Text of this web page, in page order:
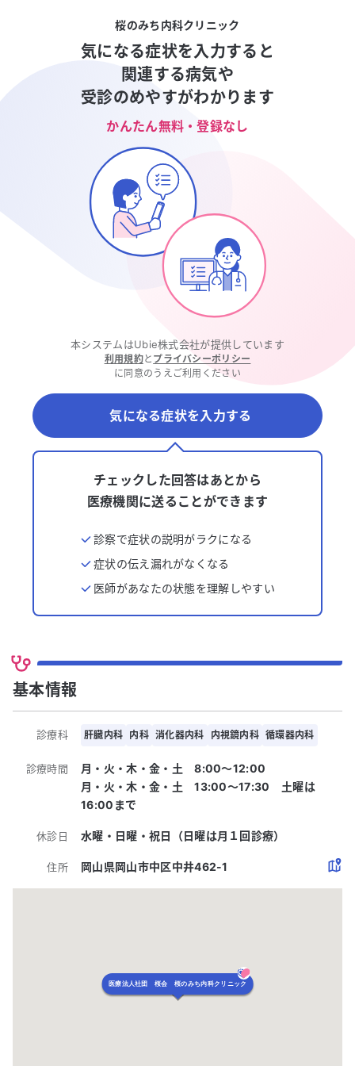
桜のみち内科クリニック
気になる症状を入力すると
関連する病気や
受診のめやすがわかります
かんたん無料・登録なし
本システムはUbie株式会社が提供しています
利用規約と プライバシーポリシー
に同意のうえご利用ください
気になる症状を入力する
チェックした回答はあとから
医療機関に送ることができます
診察で症状の説明がラクになる
症状の伝え漏れがなくなる
医師があなたの状態を理解しやすい
基本情報
診療科 肝臓内科 内科 消化器内科 内視鏡内科 循環器内科
診療時間
月・火・木・金・土 8:00〜12:00
月・火・木・金・土 13:00〜17:30 土曜は
16:00まで
休診日 水曜・日曜・祝日（日曜は月１回診療）
住所 岡山県岡山市中区中井462-1
医療法人社団 桜会 桜のみち内科クリニック